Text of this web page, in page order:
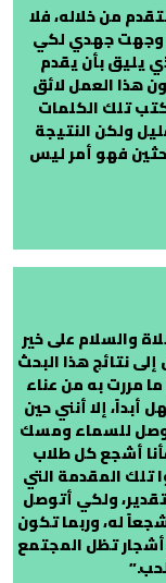
من خلاله، فلا
وجهت جهدي لكي
يليق بأن يقدم
هذا العمل لائق
تلك الكلمات
ولكن النتيجة
فهو أمر ليس
والسلام على خير
نتائج هذا البحث
مررت به من عناء
إلا أنني حين
وصل للسماء ومسك
أشجع كل طلاب
تلك المقدمة التي
ولكي أتوصل
له، وربما تكون
تظل المجتمع